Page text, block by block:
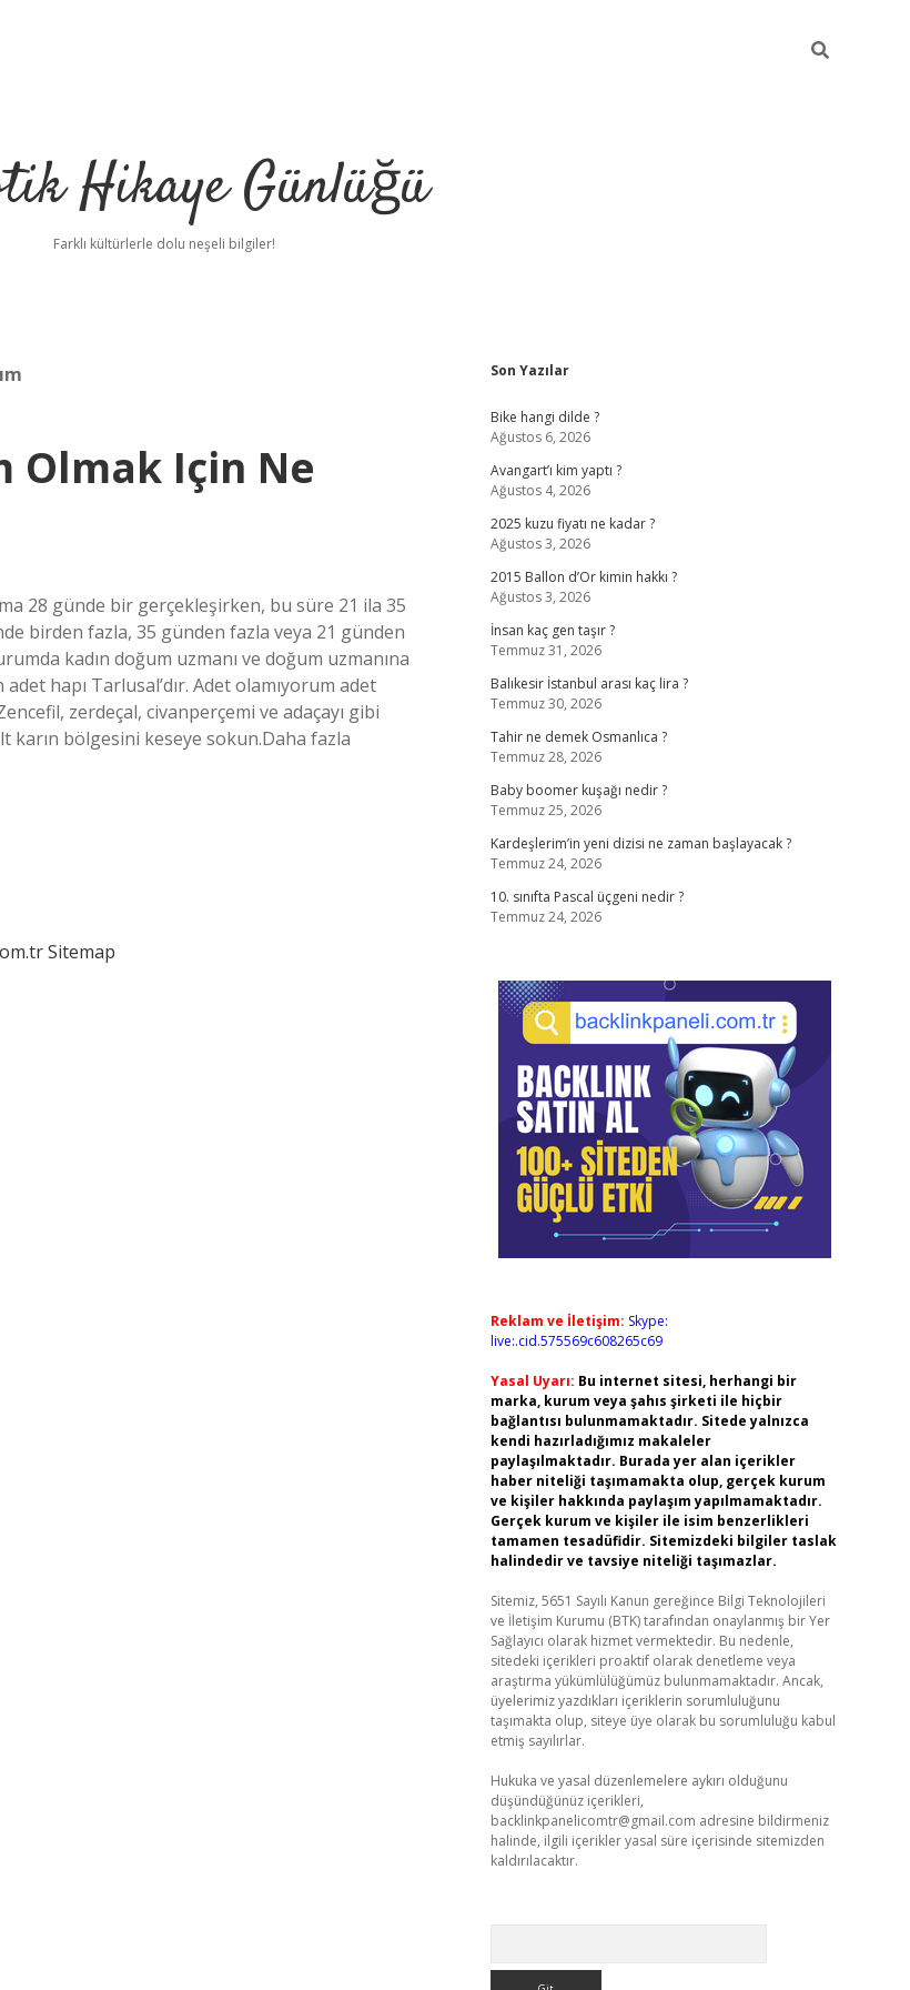
Hikaye Günlüğü
Farklı kültürlerle dolu neşeli bilgiler!
Olmak Için Ne
28 günde bir gerçekleşirken, bu süre 21 ila 35
birden fazla, 35 günden fazla veya 21 günden
kadın doğum uzmanı ve doğum uzmanına
hapı Tarlusal’dır. Adet olamıyorum adet
zerdeçal, civanperçemi ve adaçayı gibi
karın bölgesini keseye sokun.Daha fazla
Sitemap
Sidebar
Son Yazılar
Bike hangi dilde ?
Ağustos 6, 2026
Avangart’ı kim yaptı ?
Ağustos 4, 2026
2025 kuzu fiyatı ne kadar ?
Ağustos 3, 2026
2015 Ballon d’Or kimin hakkı ?
Ağustos 3, 2026
İnsan kaç gen taşır ?
Temmuz 31, 2026
Balıkesir İstanbul arası kaç lira ?
Temmuz 30, 2026
Tahir ne demek Osmanlıca ?
Temmuz 28, 2026
Baby boomer kuşağı nedir ?
Temmuz 25, 2026
Kardeşlerim’in yeni dizisi ne zaman başlayacak ?
Temmuz 24, 2026
10. sınıfta Pascal üçgeni nedir ?
Temmuz 24, 2026
Reklam ve İletişim: Skype:
live:.cid.575569c608265c69
Yasal Uyarı: Bu internet sitesi, herhangi bir
marka, kurum veya şahıs şirketi ile hiçbir
bağlantısı bulunmamaktadır. Sitede yalnızca
kendi hazırladığımız makaleler
paylaşılmaktadır. Burada yer alan içerikler
haber niteliği taşımamakta olup, gerçek kurum
ve kişiler hakkında paylaşım yapılmamaktadır.
Gerçek kurum ve kişiler ile isim benzerlikleri
tamamen tesadüfidir. Sitemizdeki bilgiler taslak
halindedir ve tavsiye niteliği taşımazlar.
Sitemiz, 5651 Sayılı Kanun gereğince Bilgi Teknolojileri
ve İletişim Kurumu (BTK) tarafından onaylanmış bir Yer
Sağlayıcı olarak hizmet vermektedir. Bu nedenle,
sitedeki içerikleri proaktif olarak denetleme veya
araştırma yükümlülüğümüz bulunmamaktadır. Ancak,
üyelerimiz yazdıkları içeriklerin sorumluluğunu
taşımakta olup, siteye üye olarak bu sorumluluğu kabul
etmiş sayılırlar.
Hukuka ve yasal düzenlemelere aykırı olduğunu
düşündüğünüz içerikleri,
backlinkpanelicomtr@gmail.com adresine bildirmeniz
halinde, ilgili içerikler yasal süre içerisinde sitemizden
kaldırılacaktır.